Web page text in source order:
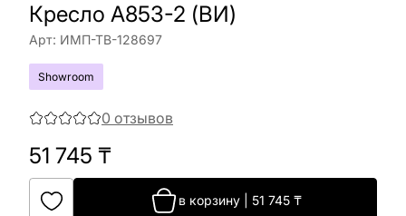
Кресло A853-2 (ВИ)
Арт: ИМП-ТВ-128697
Showroom
0 отзывов
51 745 ₸
в корзину| 51 745₸